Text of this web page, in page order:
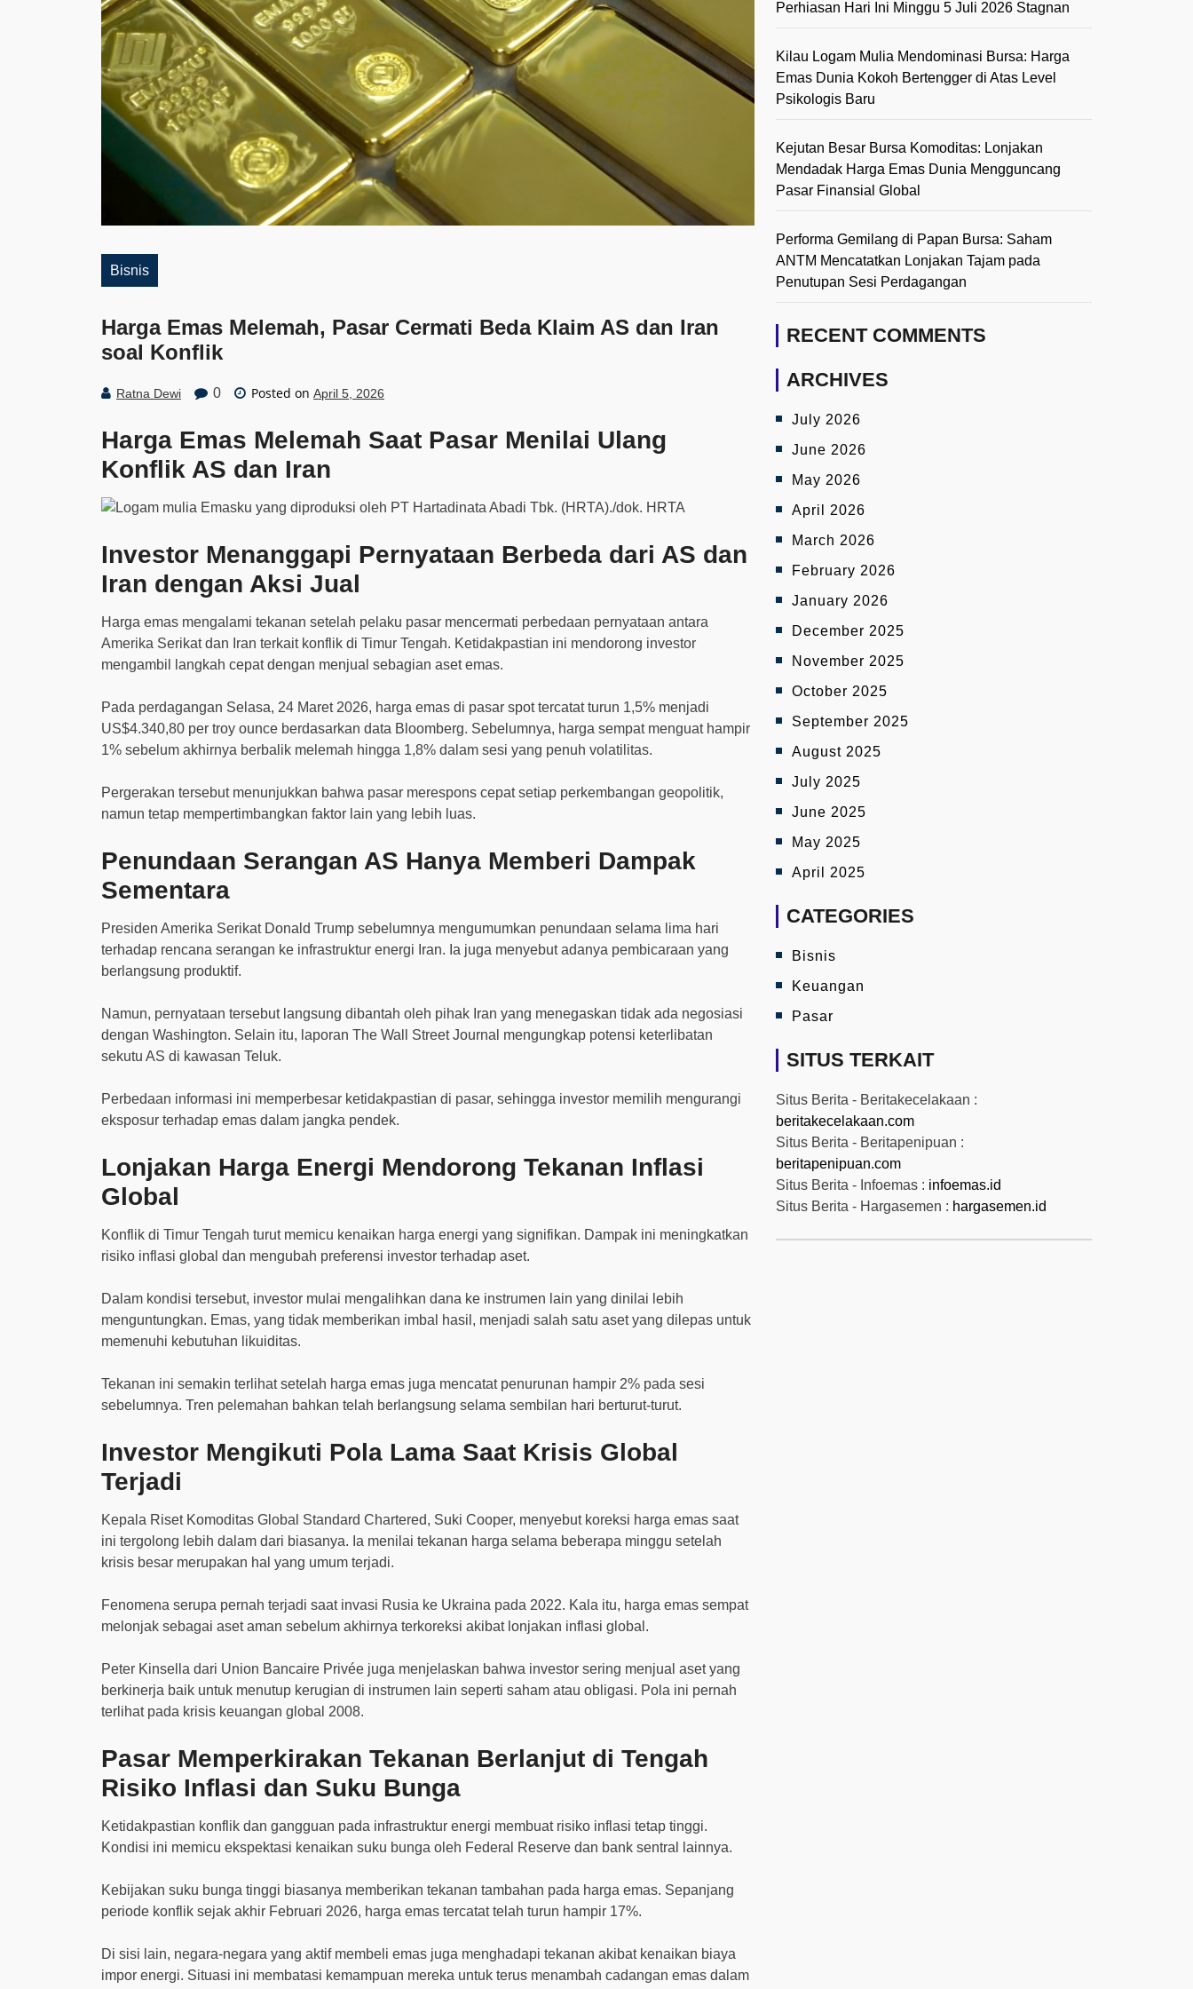
Bisnis
Harga Emas Melemah, Pasar Cermati Beda Klaim AS dan Iran
soal Konflik
Ratna Dewi 0 Posted on April 5, 2026
Harga Emas Melemah Saat Pasar Menilai Ulang
Konflik AS dan Iran
Investor Menanggapi Pernyataan Berbeda dari AS dan
Iran dengan Aksi Jual
Harga emas mengalami tekanan setelah pelaku pasar mencermati perbedaan pernyataan antara
Amerika Serikat dan Iran terkait konflik di Timur Tengah. Ketidakpastian ini mendorong investor
mengambil langkah cepat dengan menjual sebagian aset emas.
Pada perdagangan Selasa, 24 Maret 2026, harga emas di pasar spot tercatat turun 1,5% menjadi
US$4.340,80 per troy ounce berdasarkan data Bloomberg. Sebelumnya, harga sempat menguat hampir
1% sebelum akhirnya berbalik melemah hingga 1,8% dalam sesi yang penuh volatilitas.
Pergerakan tersebut menunjukkan bahwa pasar merespons cepat setiap perkembangan geopolitik,
namun tetap mempertimbangkan faktor lain yang lebih luas.
Penundaan Serangan AS Hanya Memberi Dampak
Sementara
Presiden Amerika Serikat Donald Trump sebelumnya mengumumkan penundaan selama lima hari
terhadap rencana serangan ke infrastruktur energi Iran. Ia juga menyebut adanya pembicaraan yang
berlangsung produktif.
Namun, pernyataan tersebut langsung dibantah oleh pihak Iran yang menegaskan tidak ada negosiasi
dengan Washington. Selain itu, laporan The Wall Street Journal mengungkap potensi keterlibatan
sekutu AS di kawasan Teluk.
Perbedaan informasi ini memperbesar ketidakpastian di pasar, sehingga investor memilih mengurangi
eksposur terhadap emas dalam jangka pendek.
Lonjakan Harga Energi Mendorong Tekanan Inflasi
Global
Konflik di Timur Tengah turut memicu kenaikan harga energi yang signifikan. Dampak ini meningkatkan
risiko inflasi global dan mengubah preferensi investor terhadap aset.
Dalam kondisi tersebut, investor mulai mengalihkan dana ke instrumen lain yang dinilai lebih
menguntungkan. Emas, yang tidak memberikan imbal hasil, menjadi salah satu aset yang dilepas untuk
memenuhi kebutuhan likuiditas.
Tekanan ini semakin terlihat setelah harga emas juga mencatat penurunan hampir 2% pada sesi
sebelumnya. Tren pelemahan bahkan telah berlangsung selama sembilan hari berturut-turut.
Investor Mengikuti Pola Lama Saat Krisis Global
Terjadi
Kepala Riset Komoditas Global Standard Chartered, Suki Cooper, menyebut koreksi harga emas saat
ini tergolong lebih dalam dari biasanya. Ia menilai tekanan harga selama beberapa minggu setelah
krisis besar merupakan hal yang umum terjadi.
Fenomena serupa pernah terjadi saat invasi Rusia ke Ukraina pada 2022. Kala itu, harga emas sempat
melonjak sebagai aset aman sebelum akhirnya terkoreksi akibat lonjakan inflasi global.
Peter Kinsella dari Union Bancaire Privée juga menjelaskan bahwa investor sering menjual aset yang
berkinerja baik untuk menutup kerugian di instrumen lain seperti saham atau obligasi. Pola ini pernah
terlihat pada krisis keuangan global 2008.
Pasar Memperkirakan Tekanan Berlanjut di Tengah
Risiko Inflasi dan Suku Bunga
Ketidakpastian konflik dan gangguan pada infrastruktur energi membuat risiko inflasi tetap tinggi.
Kondisi ini memicu ekspektasi kenaikan suku bunga oleh Federal Reserve dan bank sentral lainnya.
Kebijakan suku bunga tinggi biasanya memberikan tekanan tambahan pada harga emas. Sepanjang
periode konflik sejak akhir Februari 2026, harga emas tercatat telah turun hampir 17%.
Di sisi lain, negara-negara yang aktif membeli emas juga menghadapi tekanan akibat kenaikan biaya
impor energi. Situasi ini membatasi kemampuan mereka untuk terus menambah cadangan emas dalam
Perhiasan Hari Ini Minggu 5 Juli 2026 Stagnan
Kilau Logam Mulia Mendominasi Bursa: Harga
Emas Dunia Kokoh Bertengger di Atas Level
Psikologis Baru
Kejutan Besar Bursa Komoditas: Lonjakan
Mendadak Harga Emas Dunia Mengguncang
Pasar Finansial Global
Performa Gemilang di Papan Bursa: Saham
ANTM Mencatatkan Lonjakan Tajam pada
Penutupan Sesi Perdagangan
RECENT COMMENTS
ARCHIVES
July 2026
June 2026
May 2026
April 2026
March 2026
February 2026
January 2026
December 2025
November 2025
October 2025
September 2025
August 2025
July 2025
June 2025
May 2025
April 2025
CATEGORIES
Bisnis
Keuangan
Pasar
SITUS TERKAIT
Situs Berita - Beritakecelakaan :
beritakecelakaan.com
Situs Berita - Beritapenipuan :
beritapenipuan.com
Situs Berita - Infoemas : infoemas.id
Situs Berita - Hargasemen : hargasemen.id